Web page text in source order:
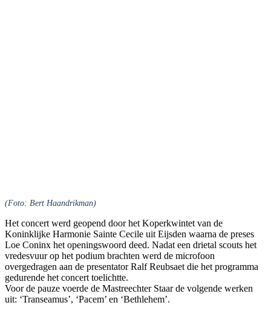
(Foto: Bert Haandrikman)
Het concert werd geopend door het Koperkwintet van de
Koninklijke Harmonie Sainte Cecile uit Eijsden waarna de preses
Loe Coninx het openingswoord deed. Nadat een drietal scouts het
vredesvuur op het podium brachten werd de microfoon
overgedragen aan de presentator Ralf Reubsaet die het programma
gedurende het concert toelichtte.
Voor de pauze voerde de Mastreechter Staar de volgende werken
uit: ‘Transeamus’, ‘Pacem’ en ‘Bethlehem’.